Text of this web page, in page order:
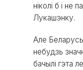
ніколі б і не
Лукашэнку.
Але
небудзь
бачылі гэта